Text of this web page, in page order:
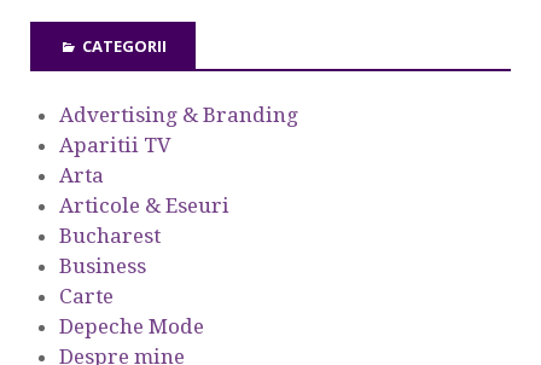
CATEGORII
Advertising & Branding
Aparitii TV
Arta
Articole & Eseuri
Bucharest
Business
Carte
Depeche Mode
Despre mine